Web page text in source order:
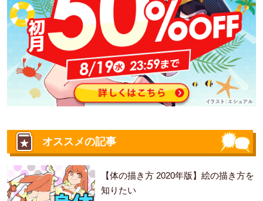
オススメの記事
【体の描き方 2020年版】絵の描き方を
知りたい